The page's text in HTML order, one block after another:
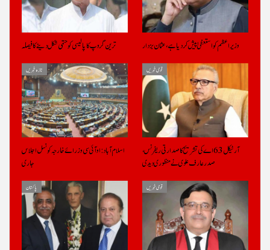
ترین گروپ کا پالیسی کو حتمی شکل دینے کا فیصلہ وزیراعظم کو استعفیٰ پیش کر دیا ہے، عثمان بزدار
تازہ خبریں
اسلام آباد: او آئی سی وزرائے خارجہ کونسل اجلاس
جاری
قومی خبریں
آرٹیکل 63 اے کی تشریح کا صدارتی ریفرنس،
صدرعارف علوی نے منظوری دیدی
پاکستان قومی خبریں